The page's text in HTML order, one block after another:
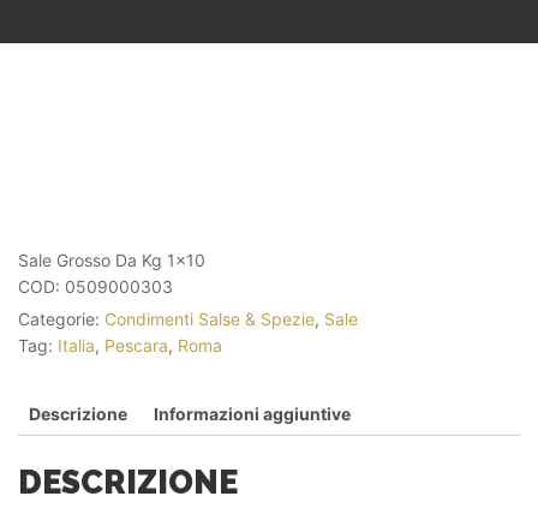
Sale Grosso Da Kg 1×10
COD: 0509000303
Categorie: Condimenti Salse & Spezie, Sale
Tag: Italia, Pescara, Roma
Descrizione Informazioni aggiuntive
DESCRIZIONE